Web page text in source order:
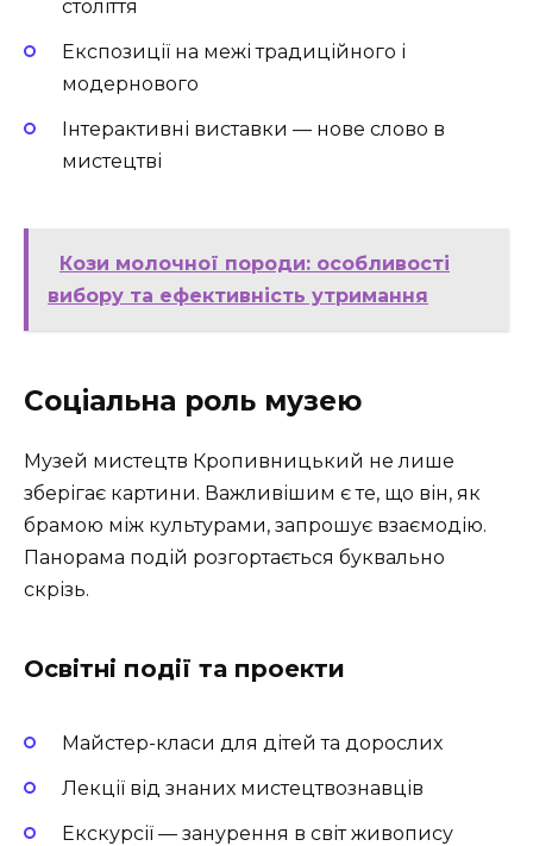
століття
Експозиції на межі традиційного і
модернового
Інтерактивні виставки — нове слово в
мистецтві
Кози молочної породи: особливості
вибору та ефективність утримання
Соціальна роль музею
Музей мистецтв Кропивницький не лише
зберігає картини. Важливішим є те, що він, як
брамою між культурами, запрошує взаємодію.
Панорама подій розгортається буквально
скрізь.
Освітні події та проекти
Майстер-класи для дітей та дорослих
Лекції від знаних мистецтвознавців
Екскурсії — занурення в світ живопису